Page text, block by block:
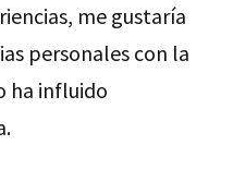
me gustaría
personales con la
ha influido